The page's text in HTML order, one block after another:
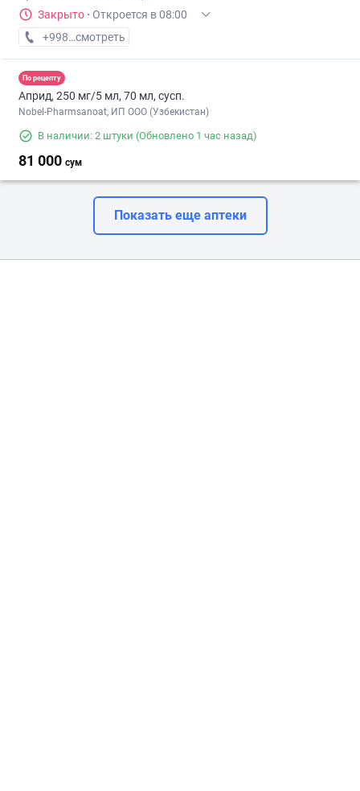
Закрыто · Откроется в 08:00
+998 (99) XXX-XX-XX
смотреть
По рецепту
Априд, 250 мг/5 мл, 70 мл, сусп.
Nobel-Pharmsanoat, ИП ООО (Узбекистан)
В наличии: 2 штуки (Обновлено 1 час назад)
81 000 сум
Показать еще аптеки